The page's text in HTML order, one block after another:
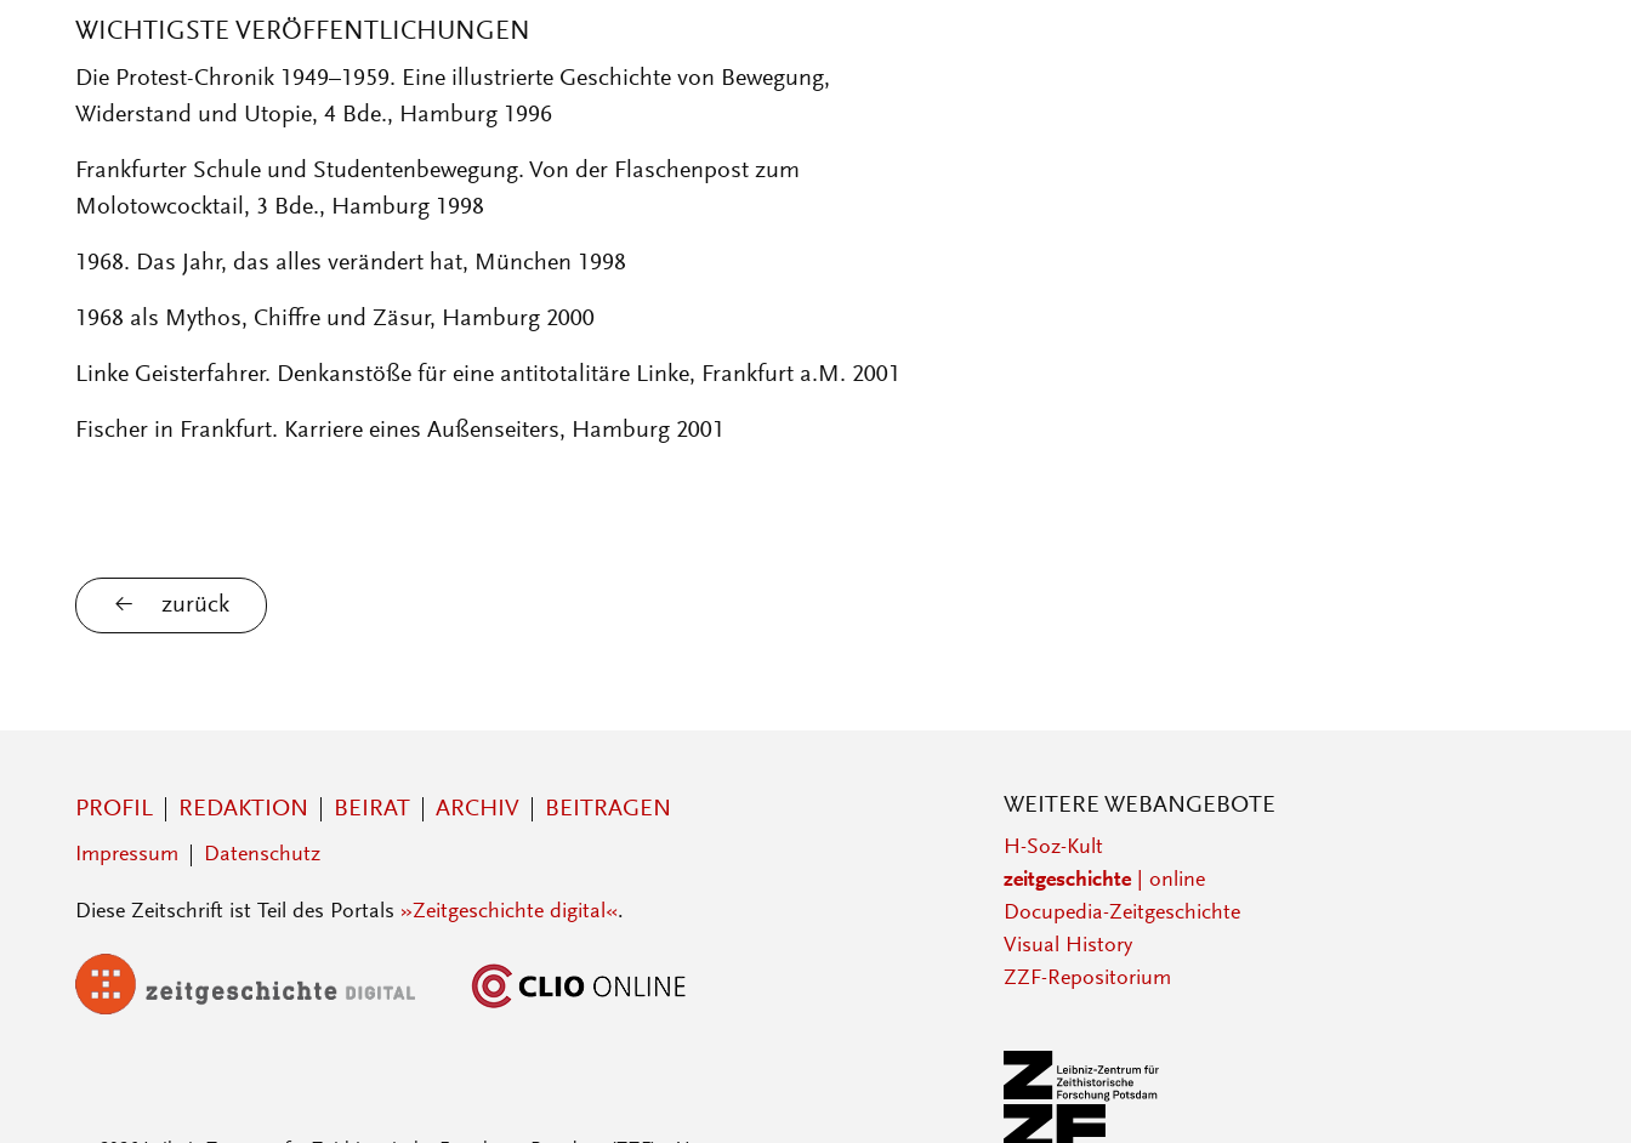
WICHTIGSTE VERÖFFENTLICHUNGEN
Die Protest-Chronik 1949–1959. Eine illustrierte Geschichte von Bewegung,
Widerstand und Utopie, 4 Bde., Hamburg 1996
Frankfurter Schule und Studentenbewegung. Von der Flaschenpost zum
Molotowcocktail, 3 Bde., Hamburg 1998
1968. Das Jahr, das alles verändert hat, München 1998
1968 als Mythos, Chiffre und Zäsur, Hamburg 2000
Linke Geisterfahrer. Denkanstöße für eine antitotalitäre Linke, Frankfurt a.M. 2001
Fischer in Frankfurt. Karriere eines Außenseiters, Hamburg 2001
zurück
PROFIL REDAKTION BEIRAT ARCHIV BEITRAGEN
Impressum Datenschutz
Diese Zeitschrift ist Teil des Portals »Zeitgeschichte digital«.
WEITERE WEBANGEBOTE
H-Soz-Kult
zeitgeschichte| online
Docupedia-Zeitgeschichte
Visual History
ZZF-Repositorium